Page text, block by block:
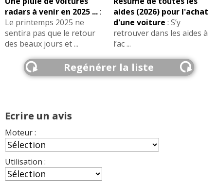
radars à venir en 2025 ...:
Le printemps 2025 ne
sentira pas que le retour
des beaux jours et ...
aides (2026) pour l'achat
d'une voiture : S’y
retrouver dans les aides à
l’ac ...
Regénérer la liste
Ecrire un avis
Moteur :
Utilisation :